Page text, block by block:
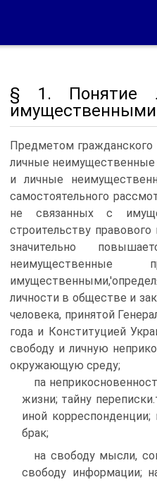
§ 1. Понятие
имущественными
Предметом гражданского
личные неимущественные
и личные
самостоятельного
не связанных с
строительству
значительно
личности в обществе и
человека, принятой
года и Конституцией
свободу и личную
окружающую среду;
па
жизни; тайну
иной
брак;
на свободу мысли,
свободу информации;